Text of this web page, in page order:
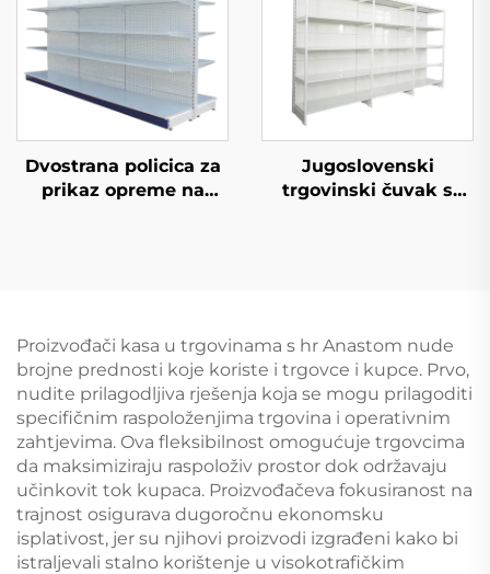
Dvostrana policica za
prikaz opreme na
Jugoslovenski
trgovinski čuvak s
Proizvođači kasa u trgovinama s hr Anastom nude
brojne prednosti koje koriste i trgovce i kupce. Prvo,
nudite prilagodljiva rješenja koja se mogu prilagoditi
specifičnim raspoloženjima trgovina i operativnim
zahtjevima. Ova fleksibilnost omogućuje trgovcima
da maksimiziraju raspoloživ prostor dok održavaju
učinkovit tok kupaca. Proizvođačeva fokusiranost na
trajnost osigurava dugoročnu ekonomsku
isplativost, jer su njihovi proizvodi izgrađeni kako bi
istraljevali stalno korištenje u visokotrafičkim